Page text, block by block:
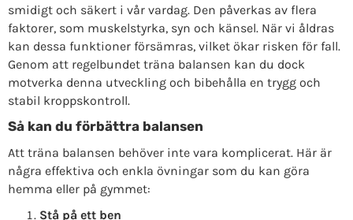
smidigt och säkert i vår vardag. Den påverkas av flera
faktorer, som muskelstyrka, syn och känsel. När vi åldras
kan dessa funktioner försämras, vilket ökar risken för fall.
Genom att regelbundet träna balansen kan du dock
motverka denna utveckling och bibehålla en trygg och
stabil kroppskontroll.
Så kan du förbättra balansen
Att träna balansen behöver inte vara komplicerat. Här är
några effektiva och enkla övningar som du kan göra
hemma eller på gymmet:
Stå på ett ben